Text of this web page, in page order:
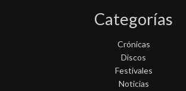
Categorías
Crónicas
Discos
Festivales
Noticias